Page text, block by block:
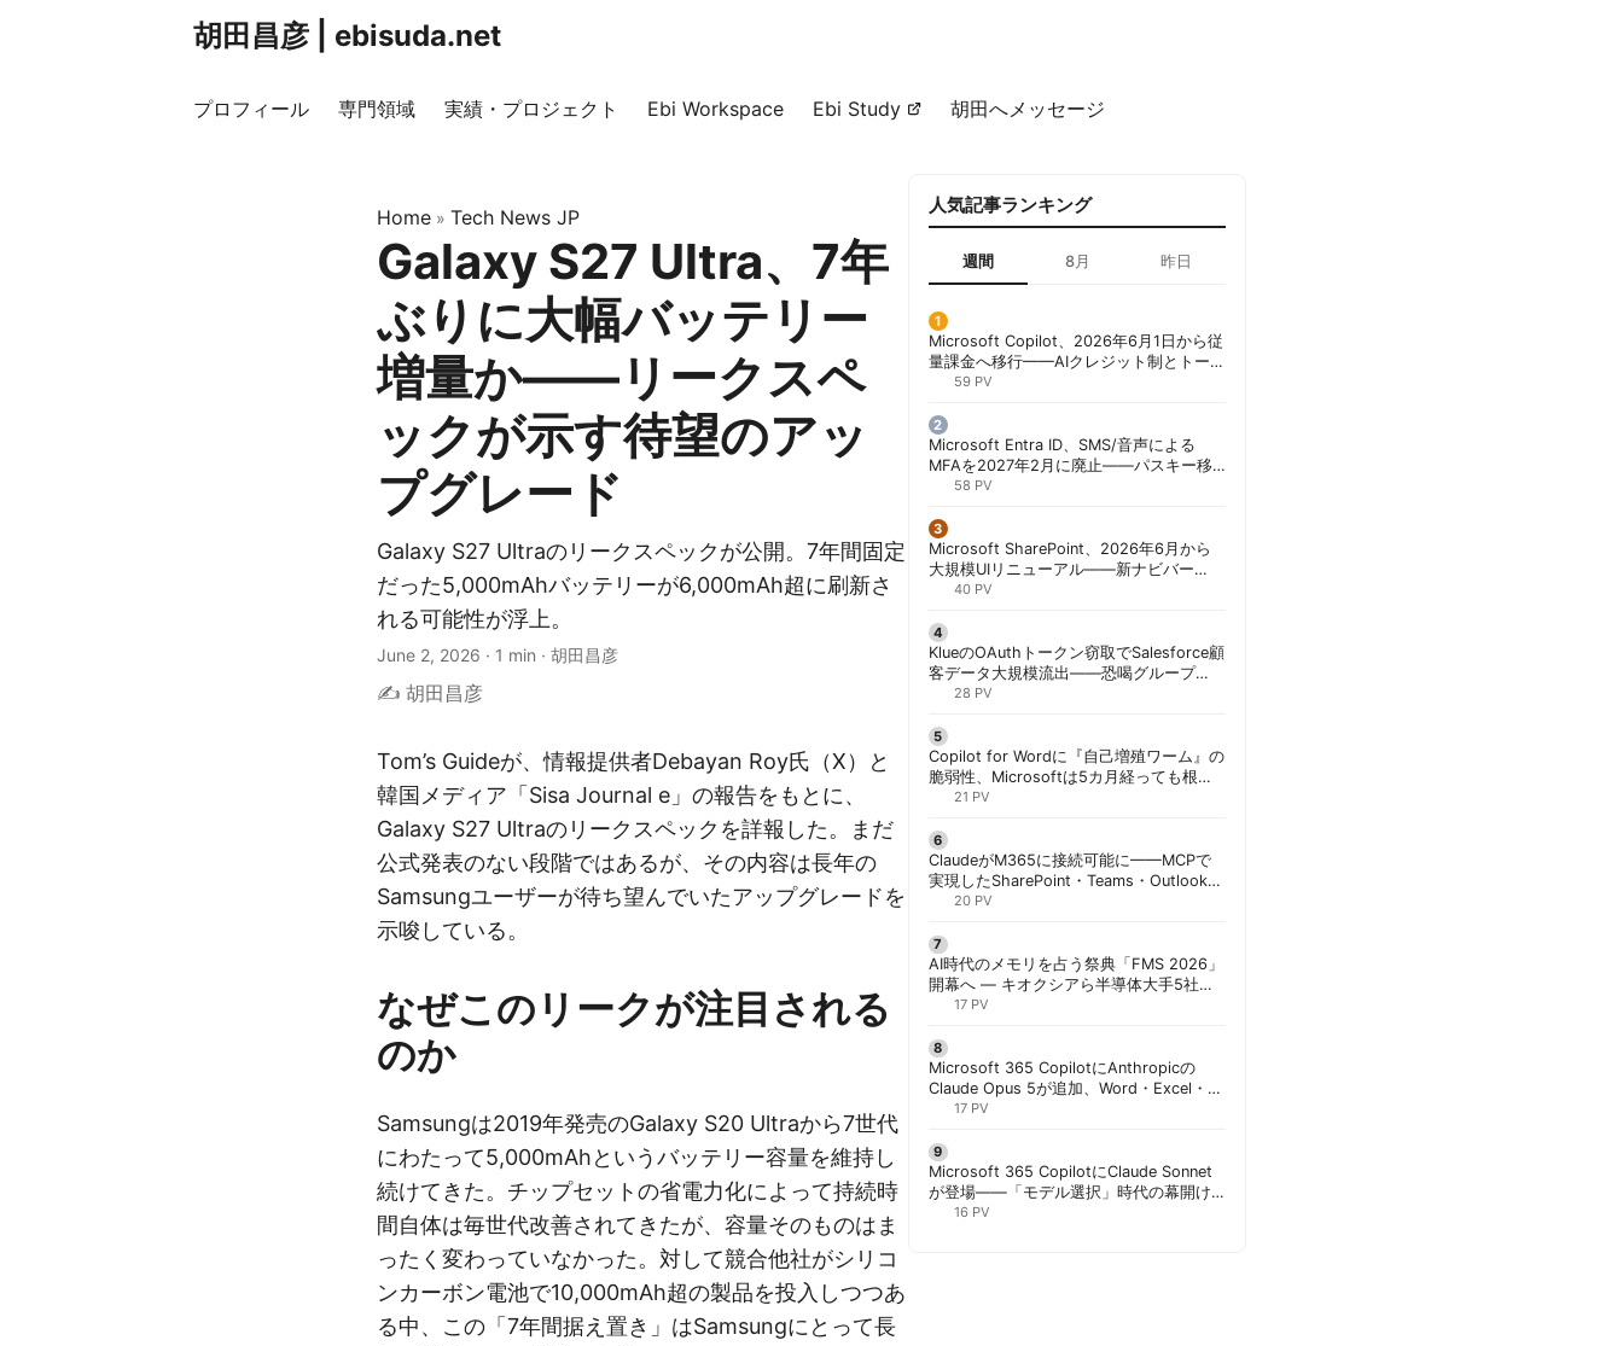
胡田昌彦 | ebisuda.net
プロフィール 専門領域 実績・プロジェクト Ebi Workspace Ebi Study 胡田へメッセージ
Home » Tech News JP
Galaxy S27 Ultra、7年
ぶりに大幅バッテリー
増量か——リークスペ
ックが示す待望のアッ
プグレード
Galaxy S27 Ultraのリークスペックが公開。7年間固定
だった5,000mAhバッテリーが6,000mAh超に刷新さ
れる可能性が浮上。
June 2, 2026 · 1 min · 胡田昌彦
✍️ 胡田昌彦
Tom’s Guideが、情報提供者Debayan Roy氏（X）と
韓国メディア「Sisa Journal e」の報告をもとに、
Galaxy S27 Ultraのリークスペックを詳報した。まだ
公式発表のない段階ではあるが、その内容は長年の
Samsungユーザーが待ち望んでいたアップグレードを
示唆している。
なぜこのリークが注目される
のか
Samsungは2019年発売のGalaxy S20 Ultraから7世代
にわたって5,000mAhというバッテリー容量を維持し
続けてきた。チップセットの省電力化によって持続時
間自体は毎世代改善されてきたが、容量そのものはま
ったく変わっていなかった。対して競合他社がシリコ
ンカーボン電池で10,000mAh超の製品を投入しつつあ
る中、この「7年間据え置き」はSamsungにとって長
人気記事ランキング
週間 8月 昨日
Microsoft Copilot、2026年6月1日から従
量課金へ移行——AIクレジット制とトーク
ンコストで「メーターショック」を回避
59 PV
Microsoft Entra ID、SMS/音声による
MFAを2027年2月に廃止——パスキー移
行が既定に | 胡田昌彦
58 PV
Microsoft SharePoint、2026年6月から
大規模UIリニューアル——新ナビバー
「Discover/Publish/Build」とAI機能を段
40 PV
KlueのOAuthトークン窃取でSalesforce顧
客データ大規模流出——恐喝グループ
「Icarus」が犯行声明 | 胡田昌彦
28 PV
Copilot for Wordに『自己増殖ワーム』の
脆弱性、Microsoftは5カ月経っても根本
対策できず | 胡田昌彦
21 PV
ClaudeがM365に接続可能に——MCPで
実現したSharePoint・Teams・Outlook連
携、セキュリティと実務への影響を読み
20 PV
AI時代のメモリを占う祭典「FMS 2026」
開幕へ ― キオクシアら半導体大手5社が
基調講演に集結 | 胡田昌彦
17 PV
Microsoft 365 CopilotにAnthropicの
Claude Opus 5が追加、Word・Excel・
PowerPointで選択可能に | 胡田昌彦
17 PV
Microsoft 365 CopilotにClaude Sonnet
が登場——「モデル選択」時代の幕開け
と管理者が知るべき注意点 | 胡田昌彦
16 PV